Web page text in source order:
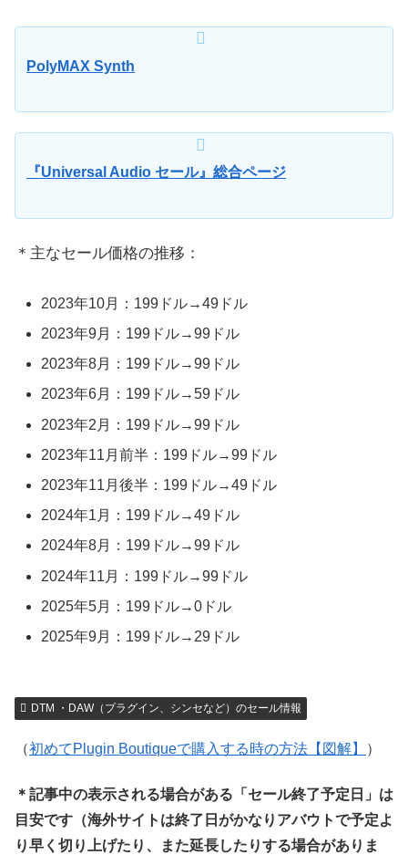
PolyMAX Synth
『Universal Audio セール』総合ページ
＊主なセール価格の推移：
2023年10月：199ドル→49ドル
2023年9月：199ドル→99ドル
2023年8月：199ドル→99ドル
2023年6月：199ドル→59ドル
2023年2月：199ドル→99ドル
2023年11月前半：199ドル→99ドル
2023年11月後半：199ドル→49ドル
2024年1月：199ドル→49ドル
2024年8月：199ドル→99ドル
2024年11月：199ドル→99ドル
2025年5月：199ドル→0ドル
2025年9月：199ドル→29ドル
DTM ・DAW（プラグイン、シンセなど）のセール情報
（初めてPlugin Boutiqueで購入する時の方法【図解】 ）
＊記事中の表示される場合がある「セール終了予定日」は
目安です（海外サイトは終了日がかなりアバウトで予定よ
り早く切り上げたり、また延長したりする場合がありま